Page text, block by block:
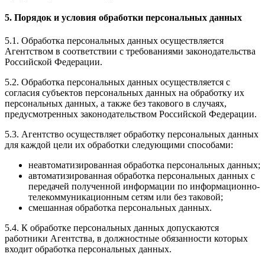
5. Порядок и условия обработки персональных данных
5.1. Обработка персональных данных осуществляется
Агентством в соответствии с требованиями законодательства
Российской Федерации.
5.2. Обработка персональных данных осуществляется с
согласия субъектов персональных данных на обработку их
персональных данных, а также без такового в случаях,
предусмотренных законодательством Российской Федерации.
5.3. Агентство осуществляет обработку персональных данных
для каждой цели их обработки следующими способами:
неавтоматизированная обработка персональных данных;
автоматизированная обработка персональных данных с
передачей полученной информации по информационно-
телекоммуникационным сетям или без таковой;
смешанная обработка персональных данных.
5.4. К обработке персональных данных допускаются
работники Агентства, в должностные обязанности которых
входит обработка персональных данных.